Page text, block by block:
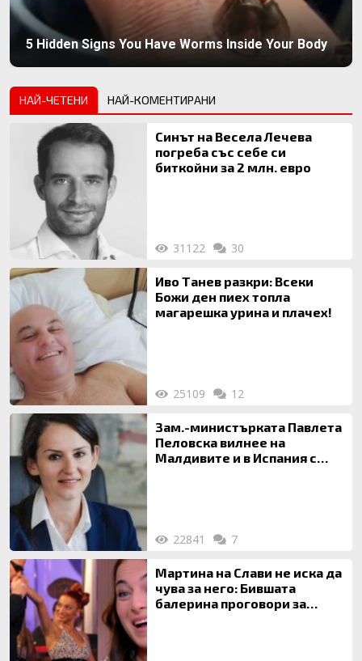
5 Hidden Signs You Have Worms Inside Your Body
НАЙ-ЧЕТЕНИ НАЙ-КОМЕНТИРАНИ
Синът на Весела Лечева
погреба със себе си
биткойни за 2 млн. евро
31122 30
Иво Танев разкри: Всеки
Божи ден пиех топла
магарешка урина и плачех!
25109 12
Зам.-министърката Павлета
Пеловска вилнее на
Малдивите и в Испания с
22841 7
Мартина на Слави не иска да
чува за него: Бившата
балерина проговори за